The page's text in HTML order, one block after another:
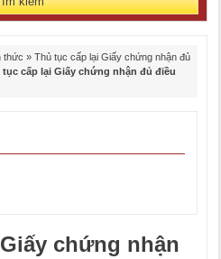
thức » Thủ tục cấp lại Giấy chứng nhận đủ
tục cấp lại Giấy chứng nhận đủ điều
chứng nhận